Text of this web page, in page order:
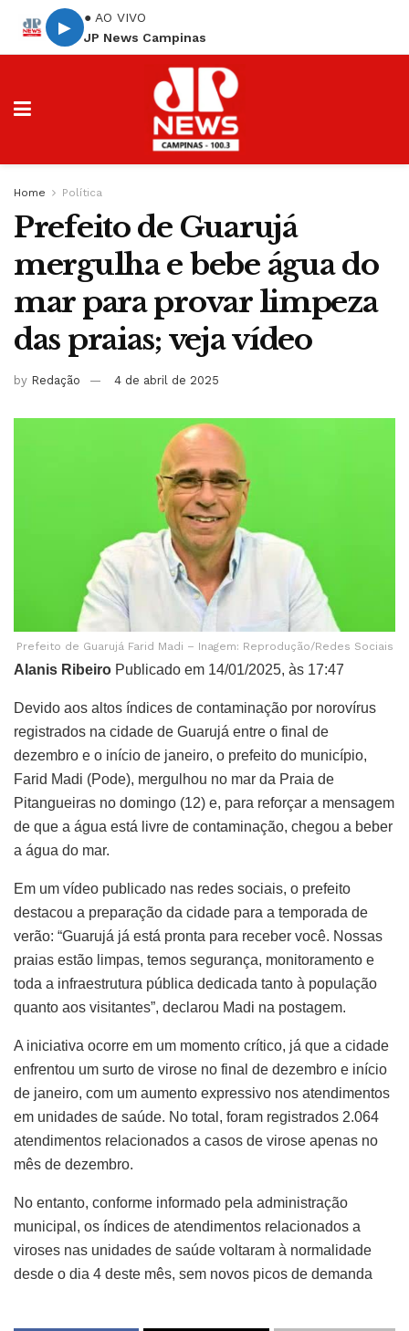
▶
● AO VIVO
JP News Campinas
Home Política
Prefeito de Guarujá
mergulha e bebe água do
mar para provar limpeza
das praias; veja vídeo
by Redação 4 de abril de 2025
Prefeito de Guarujá Farid Madi – Inagem: Reprodução/Redes Sociais
Alanis Ribeiro Publicado em 14/01/2025, às 17:47
Devido aos altos índices de contaminação por norovírus
registrados na cidade de Guarujá entre o final de
dezembro e o início de janeiro, o prefeito do município,
Farid Madi (Pode), mergulhou no mar da Praia de
Pitangueiras no domingo (12) e, para reforçar a mensagem
de que a água está livre de contaminação, chegou a beber
a água do mar.
Em um vídeo publicado nas redes sociais, o prefeito
destacou a preparação da cidade para a temporada de
verão: “Guarujá já está pronta para receber você. Nossas
praias estão limpas, temos segurança, monitoramento e
toda a infraestrutura pública dedicada tanto à população
quanto aos visitantes”, declarou Madi na postagem.
A iniciativa ocorre em um momento crítico, já que a cidade
enfrentou um surto de virose no final de dezembro e início
de janeiro, com um aumento expressivo nos atendimentos
em unidades de saúde. No total, foram registrados 2.064
atendimentos relacionados a casos de virose apenas no
mês de dezembro.
No entanto, conforme informado pela administração
municipal, os índices de atendimentos relacionados a
viroses nas unidades de saúde voltaram à normalidade
desde o dia 4 deste mês, sem novos picos de demanda